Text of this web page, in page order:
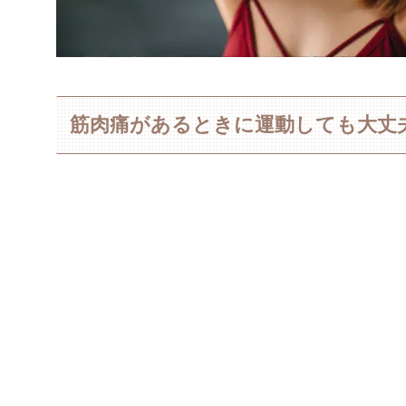
筋肉痛があるときに運動しても大丈